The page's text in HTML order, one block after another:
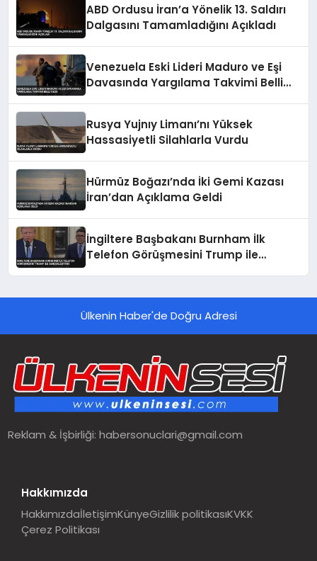
ABD Ordusu İran’a Yönelik 13. Saldırı
Dalgasını Tamamladığını Açıkladı
Venezuela Eski Lideri Maduro ve Eşi
Davasında Yargılama Takvimi Belli
Rusya Yujnıy Limanı’nı Yüksek
Hassasiyetli Silahlarla Vurdu
Hürmüz Boğazı’nda İki Gemi Kazası
İran’dan Açıklama Geldi
İngiltere Başbakanı Burnham İlk
Telefon Görüşmesini Trump ile
Ülkenin Haber'de Doğru Adresi
Reklam & İşbirliği:habersonuclari@gmail.com
Hakkımızda
HakkımızdaİletişimKünyeGizlilik politikasıKVKK
Çerez Politikası